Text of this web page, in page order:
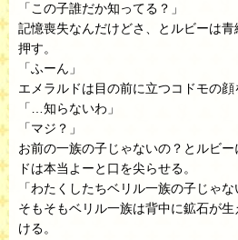
「この子誰だか知ってる？」
記憶喪失なんだけどさ、とルビーは
押す。
「ふーん」
エメラルドは目の前に立つコドモの顔
「…知らないわ」
「マジ？」
お前の一族の子じゃないの？とルビ
ドは本当よーと口を尖らせる。
「わたくしたちベリル一族の子じゃな
そもそもベリル一族は背中に鉱石が
ける。